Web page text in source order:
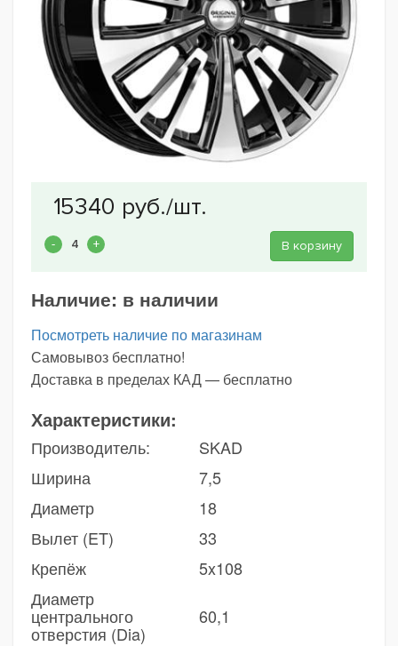
В корзину
Наличие: в наличии
Посмотреть наличие по магазинам
Самовывоз бесплатно!
Доставка в пределах КАД — бесплатно
Характеристики:
Производитель:
SKAD
Ширина
7,5
Диаметр
18
Вылет (ET)
33
Крепёж
5x108
Диаметр
центрального
отверстия (Dia)
60,1